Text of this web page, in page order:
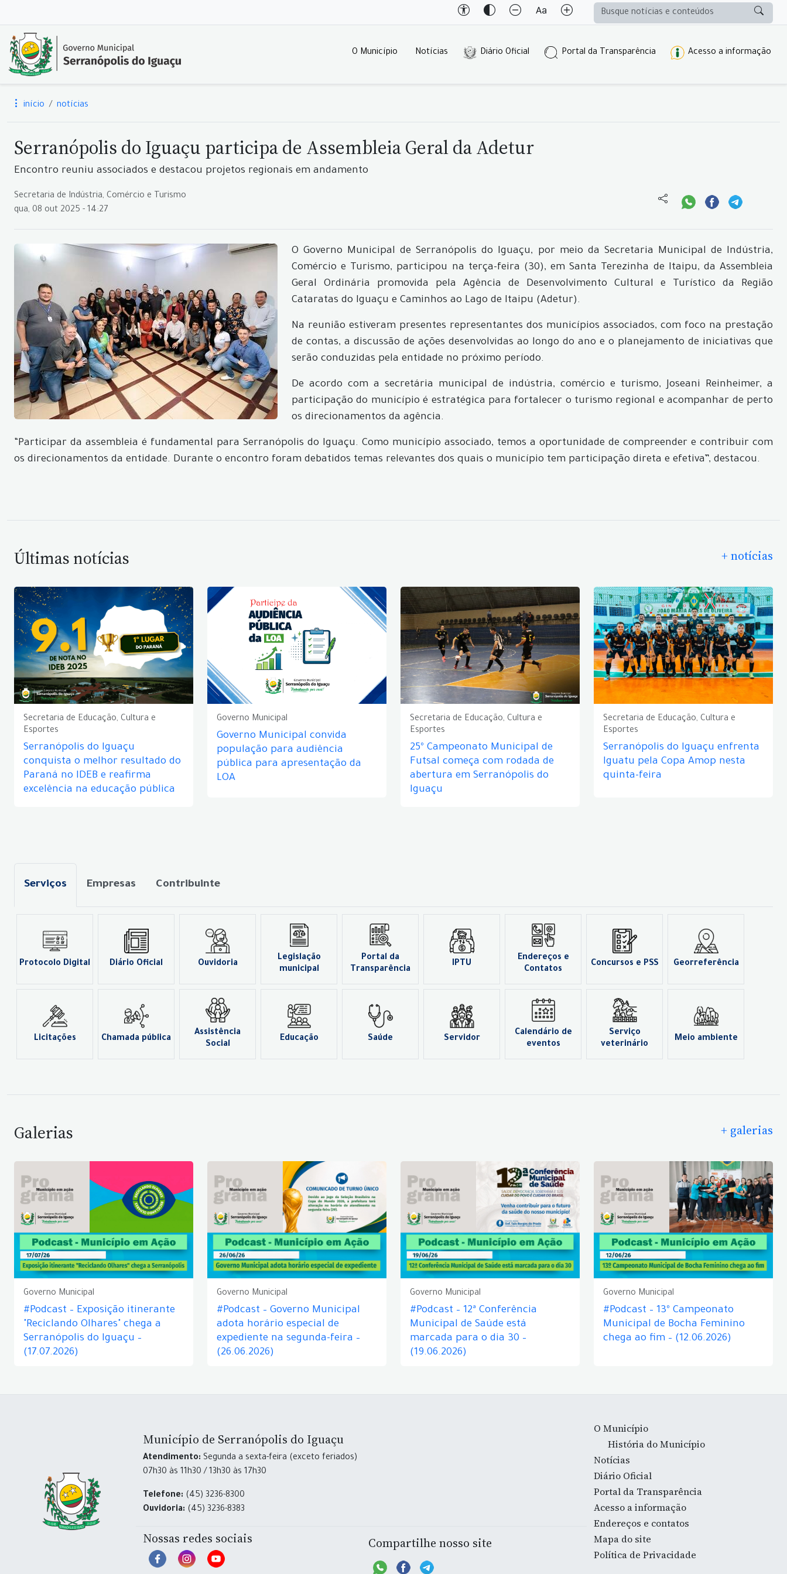
O Município Notícias Diário Oficial Portal da Transparência Acesso a informação
início notícias
Serranópolis do Iguaçu participa de Assembleia Geral da Adetur
Encontro reuniu associados e destacou projetos regionais em andamento
Secretaria de Indústria, Comércio e Turismo
qua, 08 out 2025 - 14:27
O Governo Municipal de Serranópolis do Iguaçu, por meio da Secretaria Municipal de Indústria,
Comércio e Turismo, participou na terça-feira (30), em Santa Terezinha de Itaipu, da Assembleia
Geral Ordinária promovida pela Agência de Desenvolvimento Cultural e Turístico da Região
Cataratas do Iguaçu e Caminhos ao Lago de Itaipu (Adetur).
Na reunião estiveram presentes representantes dos municípios associados, com foco na prestação
de contas, a discussão de ações desenvolvidas ao longo do ano e o planejamento de iniciativas que
serão conduzidas pela entidade no próximo período.
De acordo com a secretária municipal de indústria, comércio e turismo, Joseani Reinheimer, a
participação do município é estratégica para fortalecer o turismo regional e acompanhar de perto
os direcionamentos da agência.
“Participar da assembleia é fundamental para Serranópolis do Iguaçu. Como município associado, temos a oportunidade de compreender e contribuir com
os direcionamentos da entidade. Durante o encontro foram debatidos temas relevantes dos quais o município tem participação direta e efetiva”, destacou.
Últimas notícias + notícias
Secretaria de Educação, Cultura e
Esportes
Serranópolis do Iguaçu
conquista o melhor resultado do
Paraná no IDEB e reafirma
excelência na educação pública
Governo Municipal
Governo Municipal convida
população para audiência
pública para apresentação da
LOA
Secretaria de Educação, Cultura e
Esportes
25º Campeonato Municipal de
Futsal começa com rodada de
abertura em Serranópolis do
Iguaçu
Secretaria de Educação, Cultura e
Esportes
Serranópolis do Iguaçu enfrenta
Iguatu pela Copa Amop nesta
quinta-feira
Serviços Empresas Contribuinte
Protocolo Digital Diário Oficial Ouvidoria
Legislação
municipal
Portal da
Transparência
IPTU
Endereços e
Contatos
Concursos e PSS Georreferência
Licitações Chamada pública
Assistência
Social
Educação Saúde Servidor
Calendário de
eventos
Serviço
veterinário
Meio ambiente
Galerias + galerias
Governo Municipal
#Podcast – Exposição itinerante
"Reciclando Olhares" chega a
Serranópolis do Iguaçu –
(17.07.2026)
Governo Municipal
#Podcast – Governo Municipal
adota horário especial de
expediente na segunda-feira –
(26.06.2026)
Governo Municipal
#Podcast – 12ª Conferência
Municipal de Saúde está
marcada para o dia 30 –
(19.06.2026)
Governo Municipal
#Podcast – 13º Campeonato
Municipal de Bocha Feminino
chega ao fim – (12.06.2026)
Município de Serranópolis do Iguaçu
Atendimento: Segunda a sexta-feira (exceto feriados)
07h30 às 11h30 / 13h30 às 17h30
Telefone: (45) 3236-8300
Ouvidoria: (45) 3236-8383
Nossas redes sociais Compartilhe nosso site
O Município
História do Município
Notícias
Diário Oficial
Portal da Transparência
Acesso a informação
Endereços e contatos
Mapa do site
Política de Privacidade